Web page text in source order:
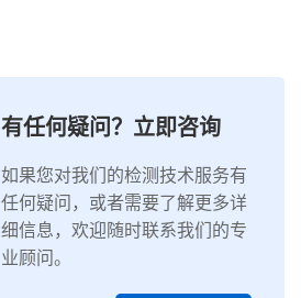
有任何疑问？立即咨询
如果您对我们的检测技术服务有
任何疑问，或者需要了解更多详
细信息，欢迎随时联系我们的专
业顾问。